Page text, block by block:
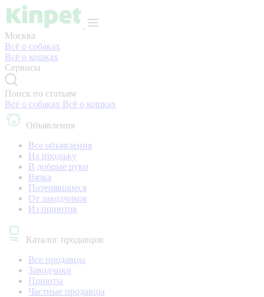
Москва
Всё о собаках
Всё о кошках
Сервисы
Поиск по статьям
Всё о собаках Всё о кошках
Объявления
Все объявления
На продажу
В добрые руки
Вязка
Потерявшиеся
От заводчиков
Из приютов
Каталог продавцов
Все продавцы
Заводчики
Приюты
Частные продавцы